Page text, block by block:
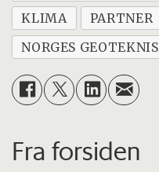
KLIMA
PARTNER
NORGES
Fra forsiden